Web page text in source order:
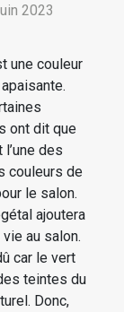
2023
une couleur
ont dit que
des
couleurs de
le salon.
ajoutera
au salon.
car le vert
teintes du
Donc,